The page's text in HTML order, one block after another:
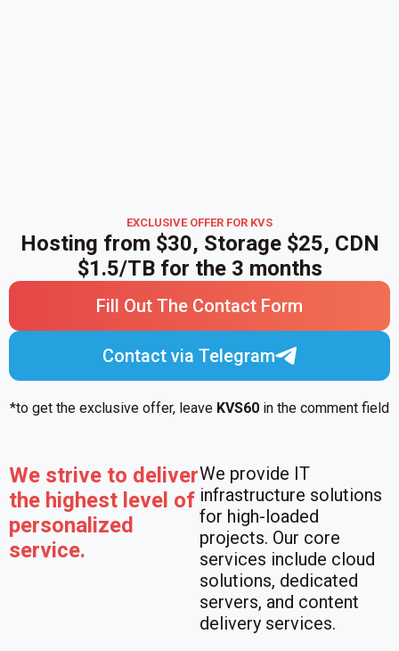
EXCLUSIVE OFFER FOR KVS
Hosting from $30, Storage $25, CDN
$1.5/TB for the 3 months
Fill Out The Contact Form
Contact via Telegram
*to get the exclusive offer, leave KVS60 in the comment field
We strive to deliver
the highest level of
personalized
service.
We provide IT
infrastructure solutions
for high-loaded
projects. Our core
services include cloud
solutions, dedicated
servers, and content
delivery services.